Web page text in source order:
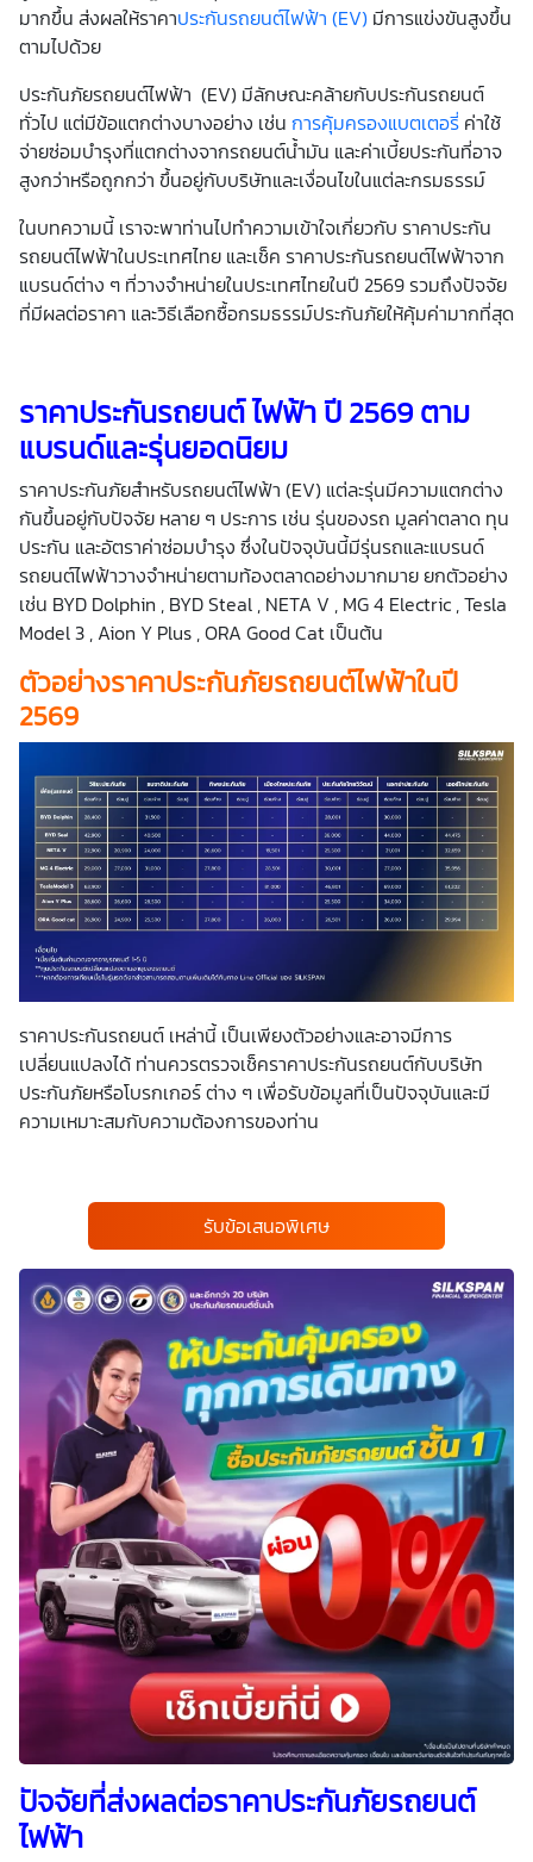
ยินยอม โดยข้าพเจ้าให้ถือเอาการกดเลือก “ให้ความยินยอม” ใน
ลงลายมือชื่อเป็นหลักฐาน
มากขึ้น ส่งผลให้ราคาประกันรถยนต์ไฟฟ้า (EV) มีการแข่งขันสูงขึ้น
ตามไปด้วย
ประกันภัยรถยนต์ไฟฟ้า (EV) มีลักษณะคล้ายกับประกันรถยนต์
ทั่วไป แต่มีข้อแตกต่างบางอย่าง เช่น การคุ้มครองแบตเตอรี่ ค่าใช้
จ่ายซ่อมบำรุงที่แตกต่างจากรถยนต์น้ำมัน และค่าเบี้ยประกันที่อาจ
สูงกว่าหรือถูกกว่า ขึ้นอยู่กับบริษัทและเงื่อนไขในแต่ละกรมธรรม์
ในบทความนี้ เราจะพาท่านไปทำความเข้าใจเกี่ยวกับ ราคาประกัน
รถยนต์ไฟฟ้าในประเทศไทย และเช็ค ราคาประกันรถยนต์ไฟฟ้าจาก
แบรนด์ต่าง ๆ ที่วางจำหน่ายในประเทศไทยในปี 2569 รวมถึงปัจจัย
ที่มีผลต่อราคา และวิธีเลือกซื้อกรมธรรม์ประกันภัยให้คุ้มค่ามากที่สุด
ราคาประกันรถยนต์ ไฟฟ้า ปี 2569ตาม
แบรนด์และรุ่นยอดนิยม
ราคาประกันภัยสำหรับรถยนต์ไฟฟ้า (EV) แต่ละรุ่นมีความแตกต่าง
กันขึ้นอยู่กับปัจจัย หลาย ๆ ประการ เช่น รุ่นของรถ มูลค่าตลาด ทุน
ประกัน และอัตราค่าซ่อมบำรุง ซึ่งในปัจจุบันนี้มีรุ่นรถและแบรนด์
รถยนต์ไฟฟ้าวางจำหน่ายตามท้องตลาดอย่างมากมาย ยกตัวอย่าง
เช่น BYD Dolphin , BYD Steal , NETA V , MG 4 Electric , Tesla
Model 3 , Aion Y Plus , ORA Good Cat เป็นต้น
ตัวอย่างราคาประกันภัยรถยนต์ไฟฟ้าในปี
2569
ราคาประกันรถยนต์ เหล่านี้ เป็นเพียงตัวอย่างและอาจมีการ
เปลี่ยนแปลงได้ ท่านควรตรวจเช็คราคาประกันรถยนต์กับบริษัท
ประกันภัยหรือโบรกเกอร์ ต่าง ๆ เพื่อรับข้อมูลที่เป็นปัจจุบันและมี
ความเหมาะสมกับความต้องการของท่าน
รับข้อเสนอพิเศษ
ปัจจัยที่ส่งผลต่อราคาประกันภัยรถยนต์
ไฟฟ้า